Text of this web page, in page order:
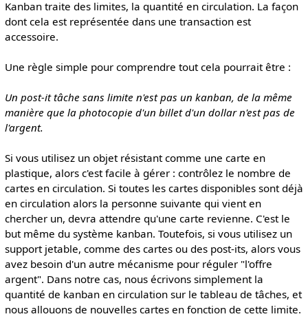
Kanban traite des limites, la quantité en circulation. La façon
dont cela est représentée dans une transaction est
accessoire.
Une règle simple pour comprendre tout cela pourrait être :
Un post-it tâche sans limite n'est pas un kanban, de la même
manière que la photocopie d'un billet d'un dollar n'est pas de
l'argent.
Si vous utilisez un objet résistant comme une carte en
plastique, alors c'est facile à gérer : contrôlez le nombre de
cartes en circulation. Si toutes les cartes disponibles sont déjà
en circulation alors la personne suivante qui vient en
chercher un, devra attendre qu'une carte revienne. C'est le
but même du système kanban. Toutefois, si vous utilisez un
support jetable, comme des cartes ou des post-its, alors vous
avez besoin d'un autre mécanisme pour réguler "l'offre
argent". Dans notre cas, nous écrivons simplement la
quantité de kanban en circulation sur le tableau de tâches, et
nous allouons de nouvelles cartes en fonction de cette limite.